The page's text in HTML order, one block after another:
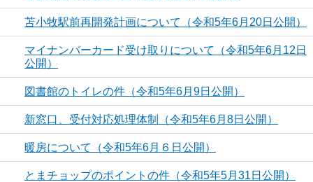
苫小牧駅前再開発計画について（令和5年6月20日公開）
マイナンバーカード受け取りについて（令和5年6月12日
公開）
図書館のトイレの件（令和5年6月9日公開）
新窓口、受付対応処理体制（令和5年6月8日公開）
暖房について（令和5年6月６日公開）
とまチョップのポイントの件（令和5年5月31日公開）